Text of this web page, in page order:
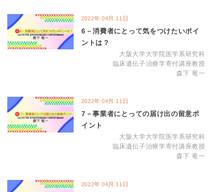
2022年 04月 11 日
6－消費者にとって気をつけたいポイ
ントは？
大阪大学大学院医学系研究科
臨床遺伝子治療学寄付講座教授
森下 竜一
2022年 04月 11 日
7－事業者にとっての届け出の留意ポ
イント
大阪大学大学院医学系研究科
臨床遺伝子治療学寄付講座教授
森下 竜一
2022年 04月 11 日